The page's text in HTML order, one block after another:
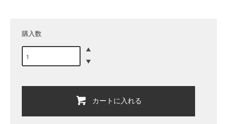
購入数
カートに入れる